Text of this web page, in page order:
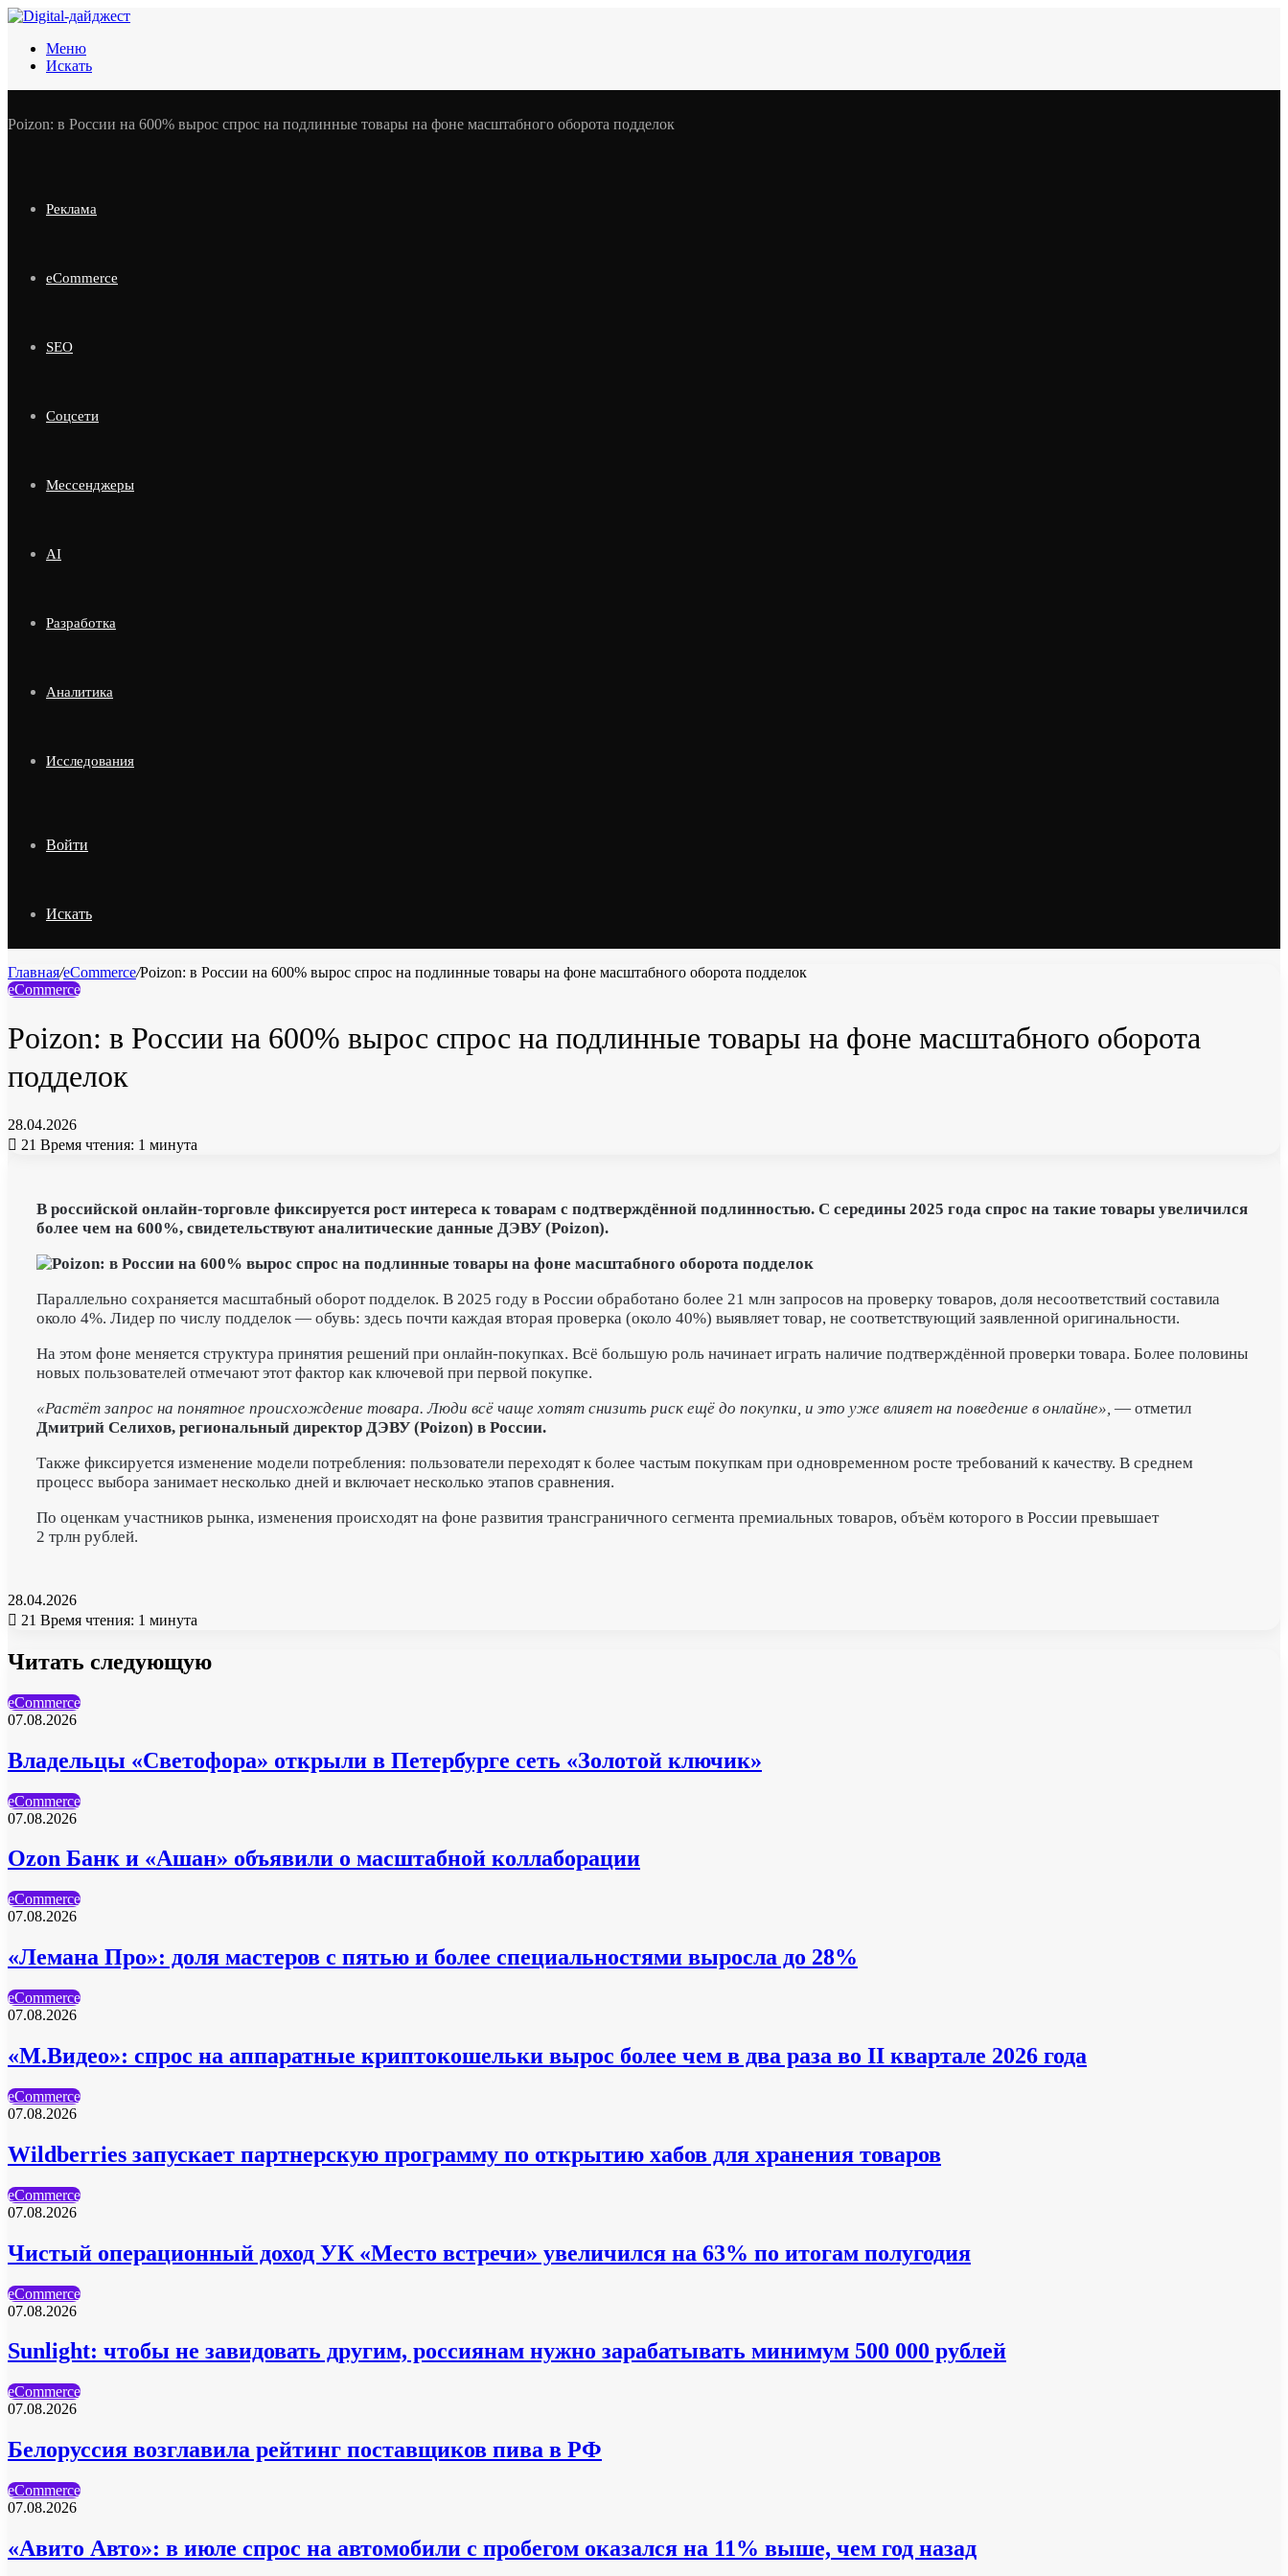
Меню
Искать
Poizon: в России на 600% вырос спрос на подлинные товары на фоне масштабного оборота подделок
Реклама
eCommerce
SEO
Соцсети
Мессенджеры
AI
Разработка
Аналитика
Исследования
Войти
Искать
Главная/eCommerce/Poizon: в России на 600% вырос спрос на подлинные товары на фоне масштабного оборота подделок
eCommerce
Poizon: в России на 600% вырос спрос на подлинные товары на фоне масштабного оборота
подделок
28.04.2026
21 Время чтения: 1 минута
В российской онлайн-торговле фиксируется рост интереса к товарам с подтверждённой подлинностью. С середины 2025 года спрос на такие товары увеличился
более чем на 600%, свидетельствуют аналитические данные ДЭВУ (Poizon).
Параллельно сохраняется масштабный оборот подделок. В 2025 году в России обработано более 21 млн запросов на проверку товаров, доля несоответствий составила
около 4%. Лидер по числу подделок — обувь: здесь почти каждая вторая проверка (около 40%) выявляет товар, не соответствующий заявленной оригинальности.
На этом фоне меняется структура принятия решений при онлайн-покупках. Всё большую роль начинает играть наличие подтверждённой проверки товара. Более половины
новых пользователей отмечают этот фактор как ключевой при первой покупке.
«Растёт запрос на понятное происхождение товара. Люди всё чаще хотят снизить риск ещё до покупки, и это уже влияет на поведение в онлайне», — отметил
Дмитрий Селихов, региональный директор ДЭВУ (Poizon) в России.
Также фиксируется изменение модели потребления: пользователи переходят к более частым покупкам при одновременном росте требований к качеству. В среднем
процесс выбора занимает несколько дней и включает несколько этапов сравнения.
По оценкам участников рынка, изменения происходят на фоне развития трансграничного сегмента премиальных товаров, объём которого в России превышает
2 трлн рублей.
28.04.2026
21 Время чтения: 1 минута
Читать следующую
eCommerce
07.08.2026
Владельцы «Светофора» открыли в Петербурге сеть «Золотой ключик»
eCommerce
07.08.2026
Ozon Банк и «Ашан» объявили о масштабной коллаборации
eCommerce
07.08.2026
«Лемана Про»: доля мастеров с пятью и более специальностями выросла до 28%
eCommerce
07.08.2026
«М.Видео»: спрос на аппаратные криптокошельки вырос более чем в два раза во II квартале 2026 года
eCommerce
07.08.2026
Wildberries запускает партнерскую программу по открытию хабов для хранения товаров
eCommerce
07.08.2026
Чистый операционный доход УК «Место встречи» увеличился на 63% по итогам полугодия
eCommerce
07.08.2026
Sunlight: чтобы не завидовать другим, россиянам нужно зарабатывать минимум 500 000 рублей
eCommerce
07.08.2026
Белоруссия возглавила рейтинг поставщиков пива в РФ
eCommerce
07.08.2026
«Авито Авто»: в июле спрос на автомобили с пробегом оказался на 11% выше, чем год назад